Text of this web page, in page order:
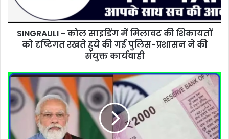
SINGRAULI - कोल साइडिंग में मिलावट की शिकायतों
को दृष्टिगत रखते हुये की गई पुलिस-प्रशासन ने की
संयुक्त कार्यवाही